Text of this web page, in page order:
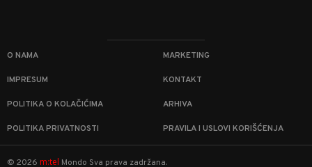
O NAMA MARKETING
IMPRESUM KONTAKT
POLITIKA O KOLAČIĆIMA ARHIVA
POLITIKA PRIVATNOSTI PRAVILA I USLOVI KORIŠĆENJA
© 2026 m:tel Mondo Sva prava zadržana.